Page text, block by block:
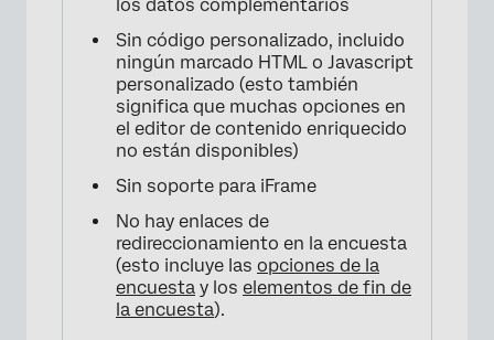
los datos complementarios
Sin código personalizado, incluido
ningún marcado HTML o Javascript
personalizado (esto también
significa que muchas opciones en
el editor de contenido enriquecido
no están disponibles)
Sin soporte para iFrame
No hay enlaces de
redireccionamiento en la encuesta
(esto incluye las opciones de la
encuesta y los elementos de fin de
la encuesta).